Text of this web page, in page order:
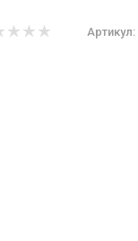
Артикул: